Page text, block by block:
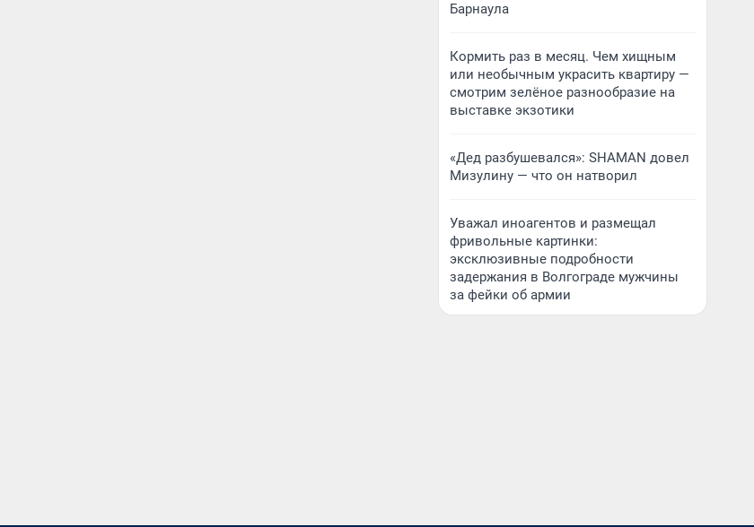
Барнаула
Кормить раз в месяц. Чем хищным
или необычным украсить квартиру —
смотрим зелёное разнообразие на
выставке экзотики
«Дед разбушевался»: SHAMAN довел
Мизулину — что он натворил
Уважал иноагентов и размещал
фривольные картинки:
эксклюзивные подробности
задержания в Волгограде мужчины
за фейки об армии